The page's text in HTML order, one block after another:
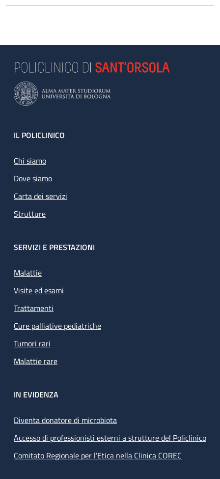
Footer
IL POLICLINICO
Chi siamo
Dove siamo
Carta dei servizi
Strutture
SERVIZI E PRESTAZIONI
Malattie
Visite ed esami
Trattamenti
Cure palliative pediatriche
Tumori rari
Malattie rare
IN EVIDENZA
Diventa donatore di microbiota
Accesso di professionisti esterni a strutture del Policlinico
Comitato Regionale per l’Etica nella Clinica COREC